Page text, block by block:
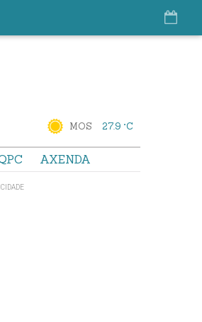
MOS 27.9 °C
AXENDA